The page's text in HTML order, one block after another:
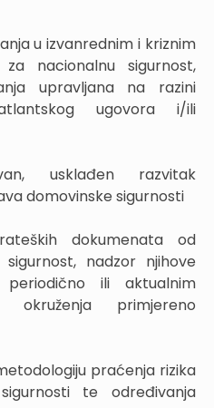
u izvanrednim i kriznim
nacionalnu sigurnost,
upravljana na razini
ugovora i/ili
usklađen razvitak
domovinske sigurnosti
dokumenata od
nadzor njihove
ili aktualnim
okruženja primjereno
praćenja rizika
te određivanja